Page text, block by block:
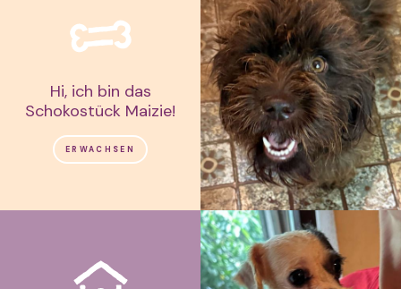
Hi, ich bin das
Schokostück Maizie!
ERWACHSEN